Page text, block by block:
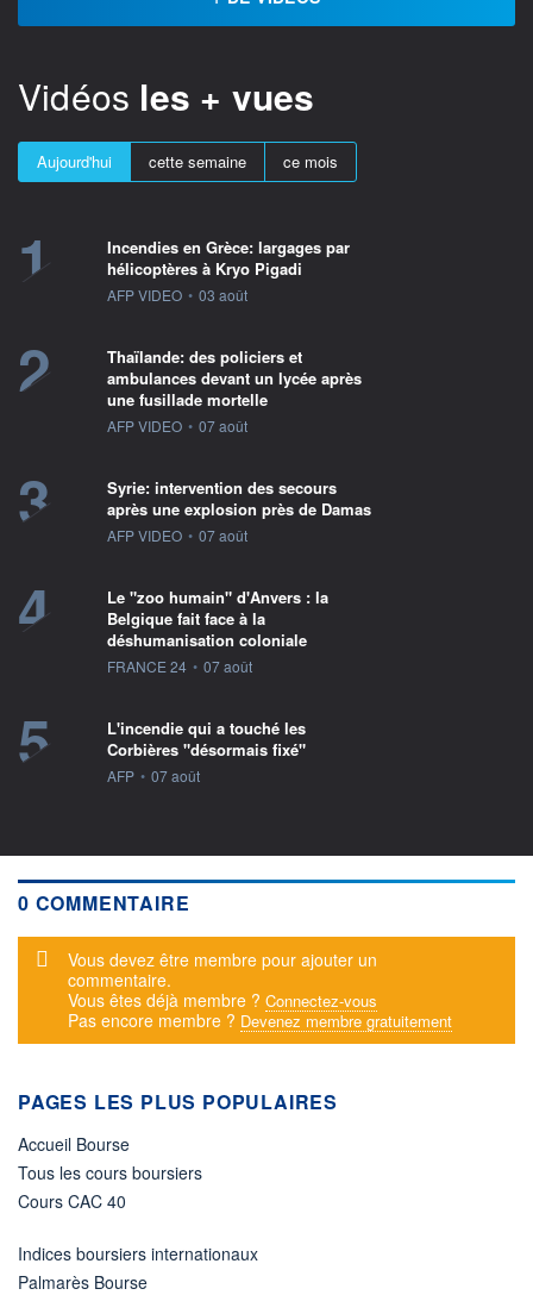
Vidéos les + vues
Aujourd'hui cette semaine ce mois
1
Incendies en Grèce: largages par
hélicoptères à Kryo Pigadi
information fournie par
AFP VIDEO • 03 août
2
Thaïlande: des policiers et
ambulances devant un lycée après
une fusillade mortelle
information fournie par
AFP VIDEO • 07 août
3
Syrie: intervention des secours
après une explosion près de Damas
information fournie par
AFP VIDEO • 07 août
4
Le "zoo humain" d'Anvers : la
Belgique fait face à la
déshumanisation coloniale
information fournie par
FRANCE 24 • 07 août
5
L'incendie qui a touché les
Corbières "désormais fixé"
information fournie par
AFP • 07 août
0 COMMENTAIRE
Message d'alerte
Vous devez être membre pour ajouter un
commentaire.
Vous êtes déjà membre ? Connectez-vous
Pas encore membre ? Devenez membre gratuitement
PAGES LES PLUS POPULAIRES
Accueil Bourse
Tous les cours boursiers
Cours CAC 40
Indices boursiers internationaux
Palmarès Bourse